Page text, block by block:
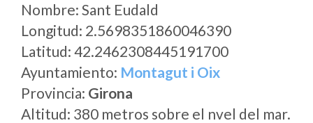
Nombre: Sant Eudald
Longitud: 2.5698351860046390
Latitud: 42.2462308445191700
Ayuntamiento: Montagut i Oix
Provincia: Girona
Altitud: 380 metros sobre el nvel del mar.